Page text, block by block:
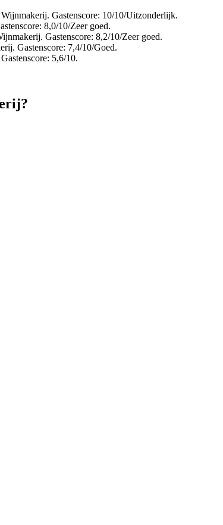
Gastenscore: 10/10/Uitzonderlijk.
8,0/10/Zeer goed.
Gastenscore: 8,2/10/Zeer goed.
Gastenscore: 7,4/10/Goed.
5,6/10.